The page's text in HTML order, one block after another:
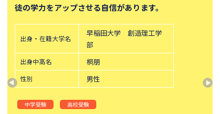
獨協中学校
青稜中学校
成蹊中学校
目黒日本大学中学校
かえつ有明中学校
実践女子学園中学校
日本大学豊山中学校
桜美林中学校
徒の学力をアップさせる自信があります。
出身・在籍大学名
早稲田大学 創造理工学
部
出身中高名 桐朋
性別 男性
中学受験 高校受験